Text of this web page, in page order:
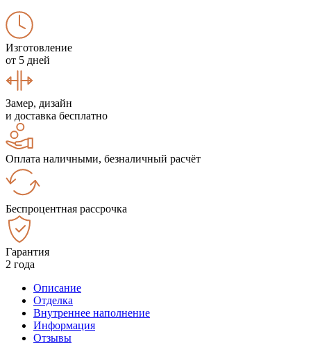
Изготовление
от 5 дней
Замер, дизайн
и доставка бесплатно
Оплата наличными, безналичный расчёт
Беспроцентная рассрочка
Гарантия
2 года
Описание
Отделка
Внутреннее наполнение
Информация
Отзывы